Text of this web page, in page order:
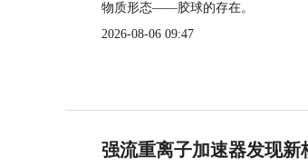
物质形态——胶球的存在。
2026-08-06 09:47
强流重离子加速器发现新